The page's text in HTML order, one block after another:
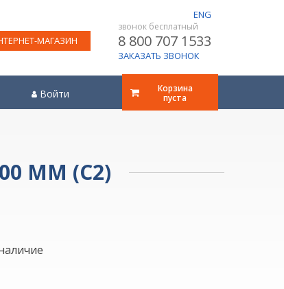
ENG
МАГАЗИН
звонок бесплатный
8 800 707 1533
ЗАКАЗАТЬ ЗВОНОК
Корзина
пуста
Войти
ММ (С2)